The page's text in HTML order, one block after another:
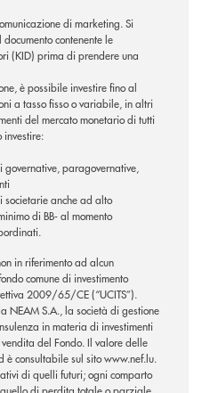
di marketing. Si
contenente le
(KID) prima di prendere una
è possibile investire fino al
a tasso fisso o variabile, in altri
del mercato monetario di tutti
investire:
paragovernative,
anche ad alto
di BB- al momento
in riferimento ad alcun
comune di investimento
2009/65/CE (“UCITS”).
NEAM S.A., la società di gestione
in materia di investimenti
del Fondo. Il valore delle
è consultabile sul sito www.nef.lu.
di quelli futuri; ogni comparto